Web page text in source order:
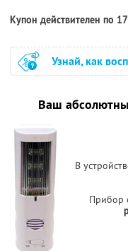
Купон действителен по
Узнай, как
Ваш
В
Прибор